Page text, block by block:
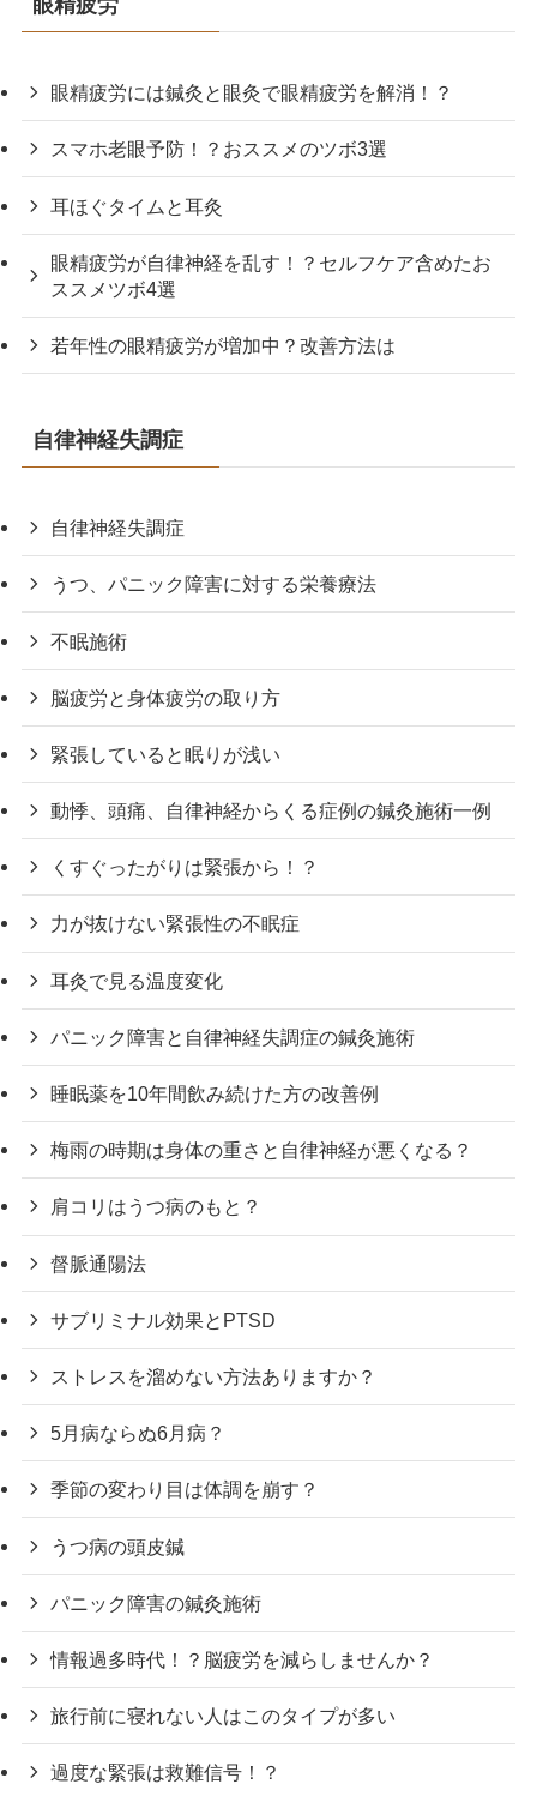
眼精疲労
眼精疲労には鍼灸と眼灸で眼精疲労を解消！？
スマホ老眼予防！？おススメのツボ3選
耳ほぐタイムと耳灸
眼精疲労が自律神経を乱す！？セルフケア含めたお
ススメツボ4選
若年性の眼精疲労が増加中？改善方法は
自律神経失調症
自律神経失調症
うつ、パニック障害に対する栄養療法
不眠施術
脳疲労と身体疲労の取り方
緊張していると眠りが浅い
動悸、頭痛、自律神経からくる症例の鍼灸施術一例
くすぐったがりは緊張から！？
力が抜けない緊張性の不眠症
耳灸で見る温度変化
パニック障害と自律神経失調症の鍼灸施術
睡眠薬を10年間飲み続けた方の改善例
梅雨の時期は身体の重さと自律神経が悪くなる？
肩コリはうつ病のもと？
督脈通陽法
サブリミナル効果とPTSD
ストレスを溜めない方法ありますか？
5月病ならぬ6月病？
季節の変わり目は体調を崩す？
うつ病の頭皮鍼
パニック障害の鍼灸施術
情報過多時代！？脳疲労を減らしませんか？
旅行前に寝れない人はこのタイプが多い
過度な緊張は救難信号！？